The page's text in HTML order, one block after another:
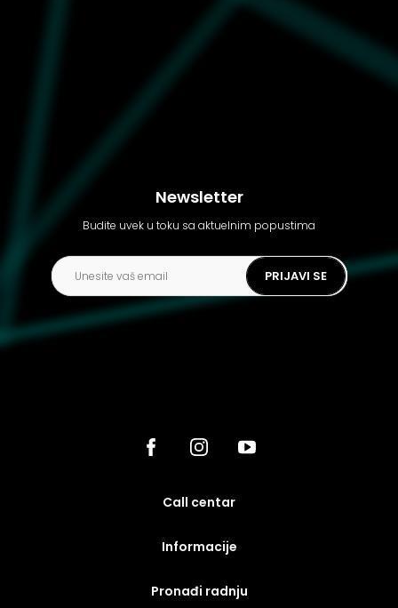
Newsletter
Budite uvek u toku sa aktuelnim popustima
PRIJAVI SE
call centar
Informacije
Pronađi radnju